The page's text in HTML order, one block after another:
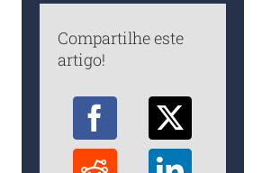
Compartilhe este
artigo!